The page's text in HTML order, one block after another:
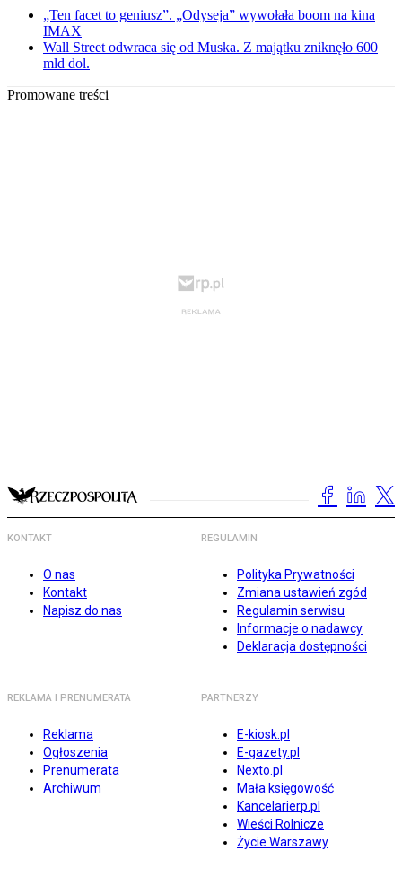
„Ten facet to geniusz”. „Odyseja” wywołała boom na kina
IMAX
Wall Street odwraca się od Muska. Z majątku zniknęło 600
mld dol.
Promowane treści
KONTAKT
O nas
Kontakt
Napisz do nas
REGULAMIN
Polityka Prywatności
Zmiana ustawień zgód
Regulamin serwisu
Informacje o nadawcy
Deklaracja dostępności
REKLAMA I PRENUMERATA
Reklama
Ogłoszenia
Prenumerata
Archiwum
PARTNERZY
E-kiosk.pl
E-gazety.pl
Nexto.pl
Mała księgowość
Kancelarierp.pl
Wieści Rolnicze
Życie Warszawy